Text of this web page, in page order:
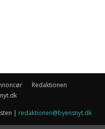
Redaktionen
| redaktionen@byensnyt.dk